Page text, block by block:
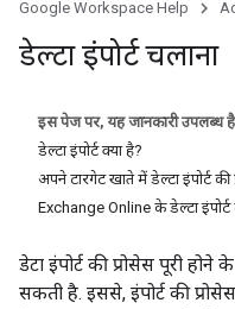
Google Workspace Help
डेल्टा इंपोर्ट चलाना
इस पेज पर, यह जानकारी उपलब्ध है
डेल्टा इंपोर्ट क्या है?
अपने टारगेट खाते में डेल्टा इंपोर्ट
Exchange Online के डेल्टा इंपोर्ट
डेटा इंपोर्ट की प्रोसेस पूरी होने
सकती है. इससे, इंपोर्ट की